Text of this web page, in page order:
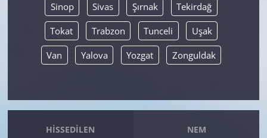
Sinop Sivas Şırnak Tekirdağ
Tokat Trabzon Tunceli Uşak
Van Yalova Yozgat Zonguldak
HISSEDILEN NEM